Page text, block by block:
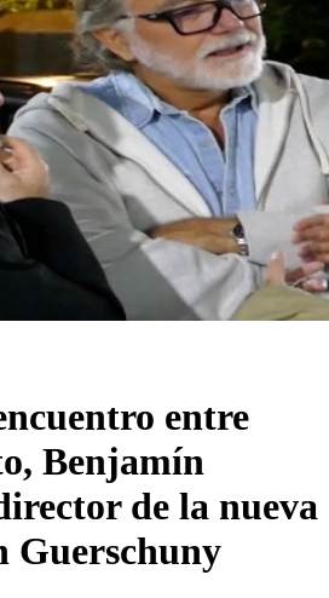
entre
Benjamín
de la nueva
Guerschuny